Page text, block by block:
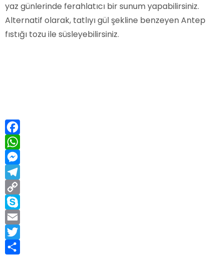
yaz günlerinde ferahlatıcı bir sunum yapabilirsiniz.
Alternatif olarak, tatlıyı gül şekline benzeyen Antep
fıstığı tozu ile süsleyebilirsiniz.
Facebook
WhatsApp
Messenger
Telegram
Copy
Link
Skype
Email
Twitter